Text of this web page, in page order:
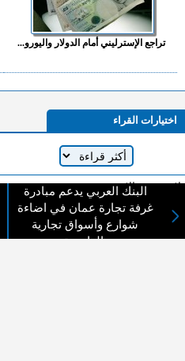
تراجع الإسترليني أمام الدولار واليورو...
اختيارات القراء
لا يوجد مقالاتالبنك العربي يدعم مبادرة
غرفة تجارة عمان في اضاءة
شوارع وأسواق تجارية
بالعاصمة